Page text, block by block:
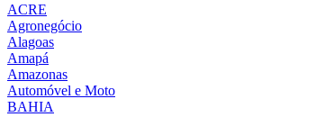
ACRE
Agronegócio
Alagoas
Amapá
Amazonas
Automóvel e Moto
BAHIA